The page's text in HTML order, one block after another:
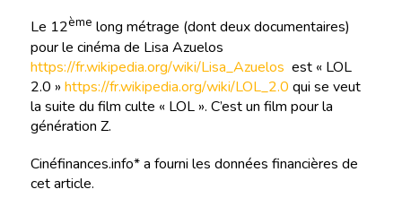
Le 12ème long métrage (dont deux documentaires)
pour le cinéma de Lisa Azuelos
https://fr.wikipedia.org/wiki/Lisa_Azuelos est « LOL
2.0 » https://fr.wikipedia.org/wiki/LOL_2.0 qui se veut
la suite du film culte « LOL ». C’est un film pour la
génération Z.
Cinéfinances.info* a fourni les données financières de
cet article.